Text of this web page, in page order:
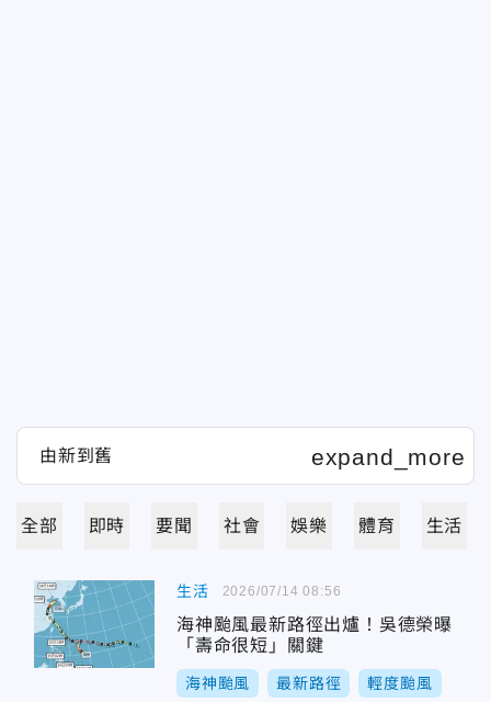
全部 即時 要聞 社會 娛樂 體育 生活
生活
海神颱風最新路徑出爐！吳德榮曝
「壽命很短」關鍵
海神颱風 最新路徑 輕度颱風
2026/07/14 08:56